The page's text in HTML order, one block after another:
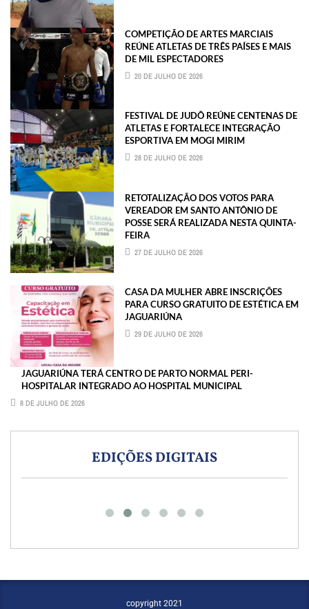
COMPETIÇÃO DE ARTES MARCIAIS
REÚNE ATLETAS DE TRÊS PAÍSES E MAIS
DE MIL ESPECTADORES
20 DE JULHO DE 2026
FESTIVAL DE JUDÔ REÚNE CENTENAS DE
ATLETAS E FORTALECE INTEGRAÇÃO
ESPORTIVA EM MOGI MIRIM
28 DE JULHO DE 2026
RETOTALIZAÇÃO DOS VOTOS PARA
VEREADOR EM SANTO ANTÔNIO DE
POSSE SERÁ REALIZADA NESTA QUINTA-
FEIRA
27 DE JULHO DE 2026
CASA DA MULHER ABRE INSCRIÇÕES
PARA CURSO GRATUITO DE ESTÉTICA EM
JAGUARIÚNA
29 DE JULHO DE 2026
JAGUARIÚNA TERÁ CENTRO DE PARTO NORMAL PERI-
HOSPITALAR INTEGRADO AO HOSPITAL MUNICIPAL
8 DE JULHO DE 2026
EDIÇÕES DIGITAIS
copyright 2021